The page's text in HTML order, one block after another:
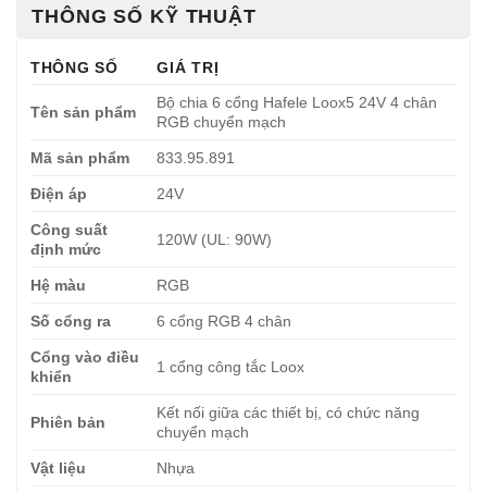
THÔNG SỐ KỸ THUẬT
THÔNG SỐ GIÁ TRỊ
Tên sản phẩm
Bộ chia 6 cổng Hafele Loox5 24V 4 chân
RGB chuyển mạch
Mã sản phẩm 833.95.891
Điện áp 24V
Công suất
định mức
120W (UL: 90W)
Hệ màu RGB
Số cổng ra 6 cổng RGB 4 chân
Cổng vào điều
khiển
1 cổng công tắc Loox
Phiên bản
Kết nối giữa các thiết bị, có chức năng
chuyển mạch
Vật liệu Nhựa